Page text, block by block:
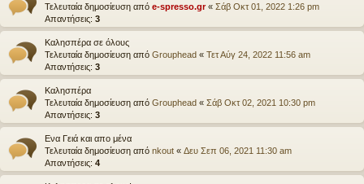
Τελευταία δημοσίευση από e-spresso.gr« Σάβ Οκτ 01, 2022 1:26 pm
Απαντήσεις: 3
Καλησπέρα σε όλους
Τελευταία δημοσίευση από Grouphead « Τετ Αύγ 24, 2022 11:56 am
Απαντήσεις: 3
Καλησπέρα
Τελευταία δημοσίευση από Grouphead « Σάβ Οκτ 02, 2021 10:30 pm
Απαντήσεις: 3
Ενα Γειά και απο μένα
Τελευταία δημοσίευση από nkout « Δευ Σεπ 06, 2021 11:30 am
Απαντήσεις: 4